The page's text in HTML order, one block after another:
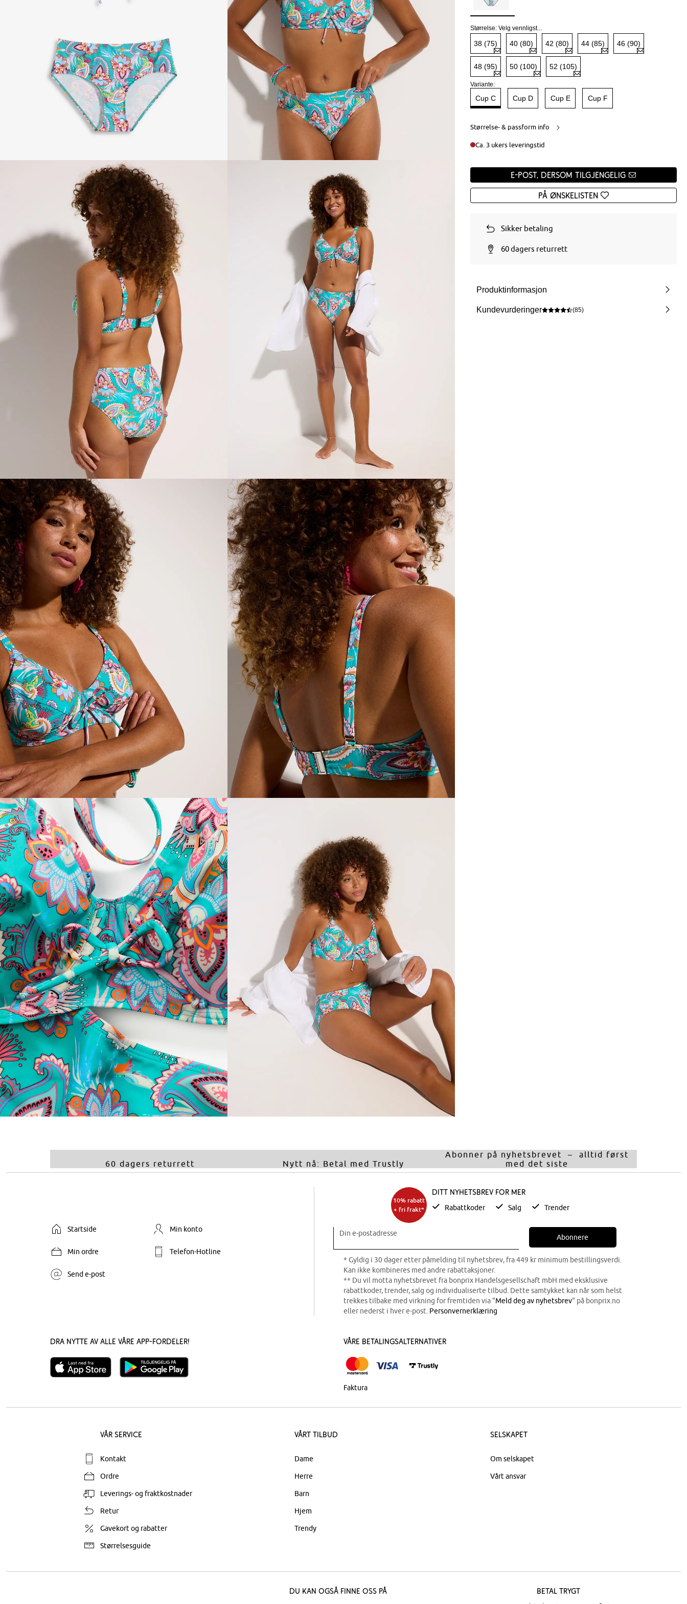
Størrelse:Velg vennligst...
38 (75) 40 (80) 42 (80) 44 (85) 46 (90)
48 (95) 50 (100) 52 (105)
Variante:
Cup C Cup D Cup E Cup F
Størrelse- & passform info
Ca. 3 ukers leveringstid
e-post, dersom tilgjengelig
På ønskelisten
Sikker betaling
60 dagers returrett
Produktinformasjon
Kundevurderinger (85)
60 dagers returrett Nytt nå: Betal med Trustly
Abonner på nyhetsbrevet – alltid først
med det siste
Startside Min konto
Min ordre Telefon-Hotline
Send e-post
10% rabatt
+ fri frakt*
Ditt nyhetsbrev for mer
Rabattkoder Salg Trender
Din e-postadresse Abonnere
* Gyldig i 30 dager etter påmelding til nyhetsbrev, fra 449 kr minimum bestillingsverdi.
Kan ikke kombineres med andre rabattaksjoner.
** Du vil motta nyhetsbrevet fra bonprix Handelsgesellschaft mbH med eksklusive
rabattkoder, trender, salg og individualiserte tilbud. Dette samtykket kan når som helst
trekkes tilbake med virkning for fremtiden via "Meld deg av nyhetsbrev" på bonprix.no
eller nederst i hver e-post. Personvernerklæring
Dra nytte av alle våre app-fordeler! Våre betalingsalternativer
Faktura
Vår service
Kontakt
Ordre
Leverings- og fraktkostnader
Retur
Gavekort og rabatter
Størrelsesguide
Vårt tilbud
Dame
Herre
Barn
Hjem
Trendy
Selskapet
Om selskapet
Vårt ansvar
Du kan også finne oss på Betal trygt